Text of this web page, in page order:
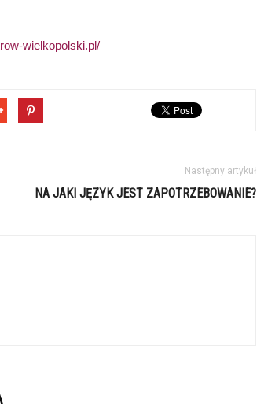
wielkopolski.pl/
Następny artykuł
NA JAKI JĘZYK JEST ZAPOTRZEBOWANIE?